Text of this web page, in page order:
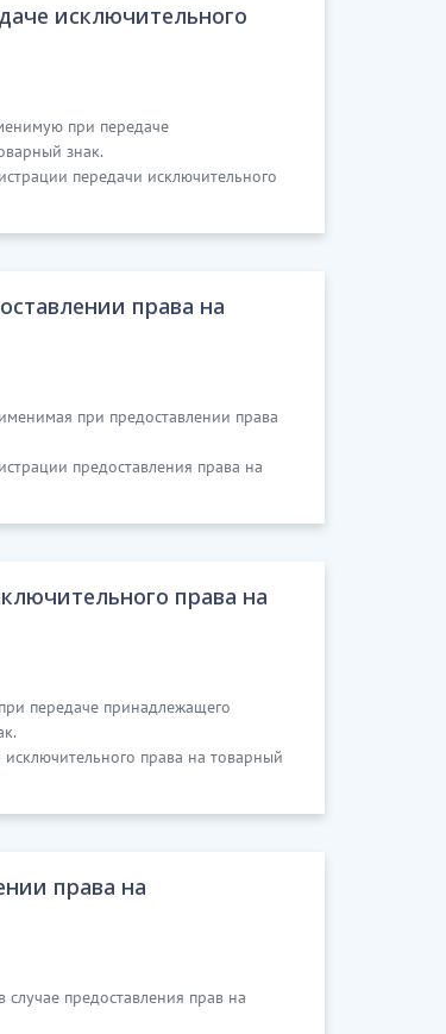
исключительного
при передаче
знак.
передачи исключительного
права на
при предоставлении права
предоставления права на
права на
передаче принадлежащего
права на товарный
права на
предоставления прав на